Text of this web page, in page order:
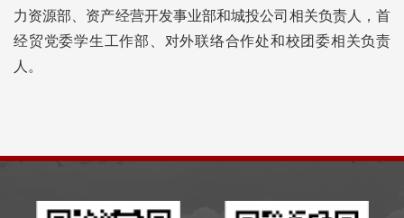
力资源部、资产经营开发事业部和城投公司相关负责人，首
经贸党委学生工作部、对外联络合作处和校团委相关负责
人。